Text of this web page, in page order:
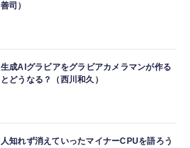
善司）
生成AIグラビアをグラビアカメラマンが作る
とどうなる？（西川和久）
人知れず消えていったマイナーCPUを語ろう